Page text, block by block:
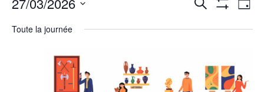
navigation
de
Filtres
Évènement
Day
Toute la journée